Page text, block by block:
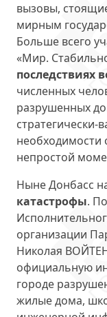
вызовы,
мирным
Больше всего
«Мир.
последствиях
численных
разрушенных
стратегически-
необходимости
непростой
Ныне Донбасс
катастрофы.
организации
Николая
официальную
городе
жилые дома,